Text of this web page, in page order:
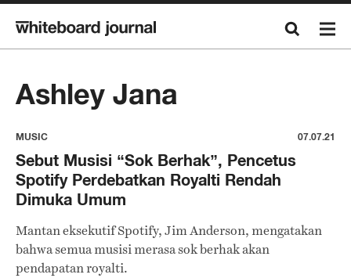
Ashley Jana
MUSIC 07.07.21
Sebut Musisi “Sok Berhak”, Pencetus
Spotify Perdebatkan Royalti Rendah
Dimuka Umum
Mantan eksekutif Spotify, Jim Anderson, mengatakan
bahwa semua musisi merasa sok berhak akan
pendapatan royalti.